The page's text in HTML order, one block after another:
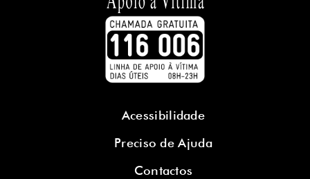
Acessibilidade
Preciso de Ajuda
Contactos